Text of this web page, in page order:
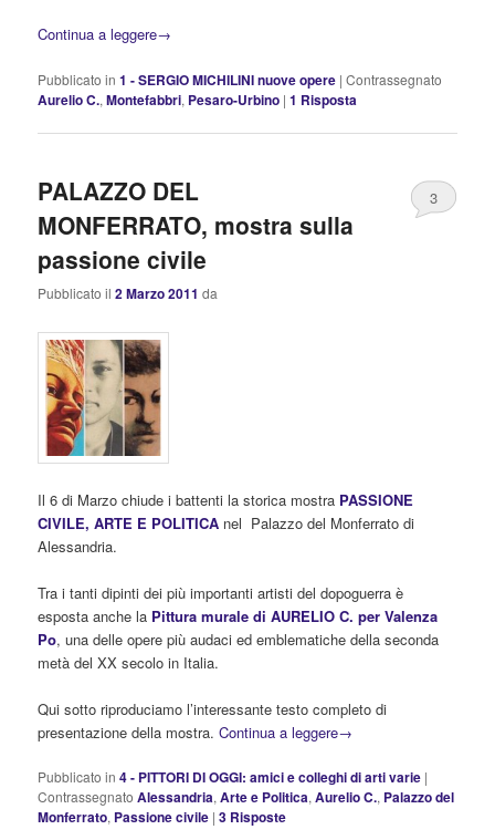
Continua a leggere→
Pubblicato in 1 - SERGIO MICHILINI nuove opere |Contrassegnato
Aurelio C.,Montefabbri, Pesaro-Urbino |1 Risposta
PALAZZO DEL
MONFERRATO, mostra sulla
passione civile
Pubblicato il2 Marzo 2011 da
3
Il 6 di Marzo chiude i battenti la storica mostra PASSIONE
CIVILE, ARTE E POLITICA nel Palazzo del Monferrato di
Alessandria.
Tra i tanti dipinti dei più importanti artisti del dopoguerra è
esposta anche la Pittura murale di AURELIO C. per Valenza
Po, una delle opere più audaci ed emblematiche della seconda
metà del XX secolo in Italia.
Qui sotto riproduciamo l’interessante testo completo di
presentazione della mostra.Continua a leggere→
Pubblicato in 4 - PITTORI DI OGGI: amici e colleghi di arti varie |
Contrassegnato Alessandria,Arte e Politica,Aurelio C., Palazzo del
Monferrato, Passione civile |3 Risposte